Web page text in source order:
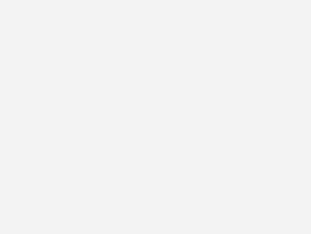
Kraftstoffbedarf pro 100 Kilometer
CUTE zu HyFLEET:CUTE wurde
Antrieb optimiert. Ein Effizienzsprung
im Projekt CHIC. Im Rahmen von
deutlich geringere Werte von bis zu
das Projektziel von 9 kg/100 km für